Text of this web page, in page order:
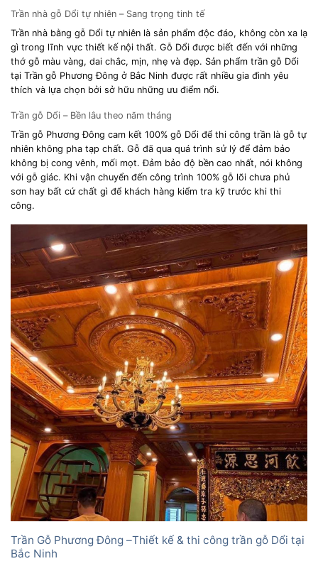
Trần nhà gỗ Dổi tự nhiên – Sang trọng tinh tế
Trần nhà bằng gỗ Dổi tự nhiên là sản phẩm độc đáo, không còn xa lạ
gì trong lĩnh vực thiết kế nội thất. Gỗ Dổi được biết đến với những
thớ gỗ màu vàng, dai chắc, mịn, nhẹ và đẹp. Sản phẩm trần gỗ Dổi
tại Trần gỗ Phương Đông ở Bắc Ninh được rất nhiều gia đình yêu
thích và lựa chọn bởi sở hữu những ưu điểm nổi.
Trần gỗ Dổi – Bền lâu theo năm tháng
Trần gỗ Phương Đông cam kết 100% gỗ Dổi để thi công trần là gỗ tự
nhiên không pha tạp chất. Gỗ đã qua quá trình sử lý để đảm bảo
không bị cong vênh, mối mọt. Đảm bảo độ bền cao nhất, nói không
với gỗ giác. Khi vận chuyển đến công trình 100% gỗ lõi chưa phủ
sơn hay bất cứ chất gì để khách hàng kiểm tra kỹ trước khi thi
công.
Trần Gỗ Phương Đông –Thiết kế & thi công trần gỗ Dổi tại
Bắc Ninh